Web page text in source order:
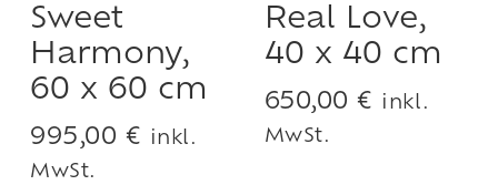
Sweet
Harmony,
60 x 60 cm
995,00 €
inkl.
MwSt.
Real Love,
40 x 40 cm
650,00€
inkl.
MwSt.